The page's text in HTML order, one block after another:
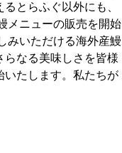
とらふぐ以外にも、
メニューの販売を開始
みいただける海外産鰻
らなる美味しさを皆様
いたします。私たちが